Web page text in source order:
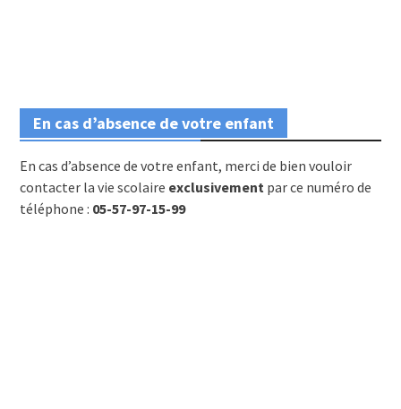
En cas d’absence de votre enfant
En cas d’absence de votre enfant, merci de bien vouloir
contacter la vie scolaire exclusivementpar ce numéro de
téléphone : 05-57-97-15-99